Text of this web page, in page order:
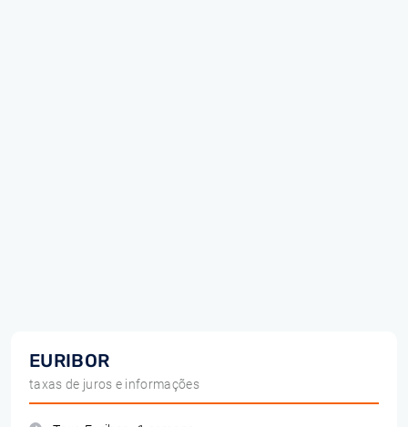
EURIBOR
taxas de juros e informações